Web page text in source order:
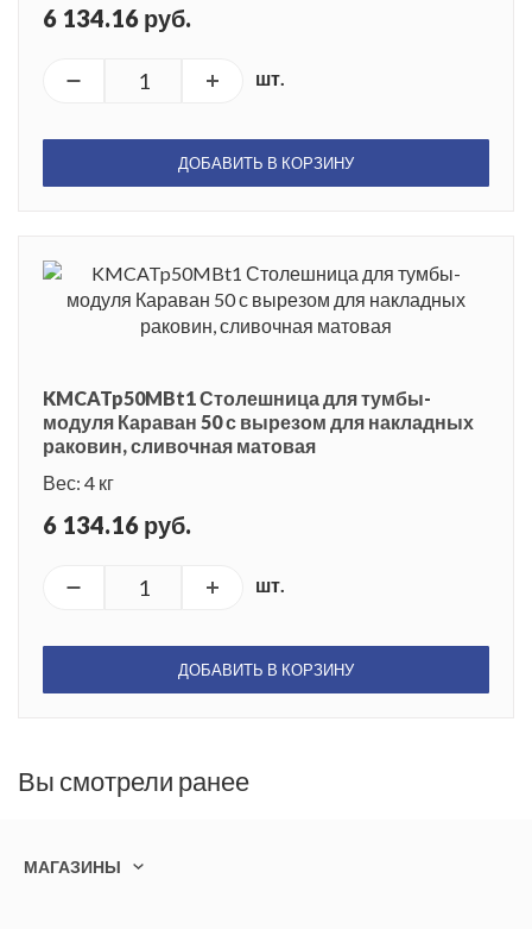
6 134.16 руб.
шт.
ДОБАВИТЬ В КОРЗИНУ
KMCATp50MBt1 Столешница для тумбы-
модуля Караван 50 с вырезом для накладных
раковин, сливочная матовая
Вес: 4 кг
6 134.16 руб.
шт.
ДОБАВИТЬ В КОРЗИНУ
Вы смотрели ранее
МАГАЗИНЫ